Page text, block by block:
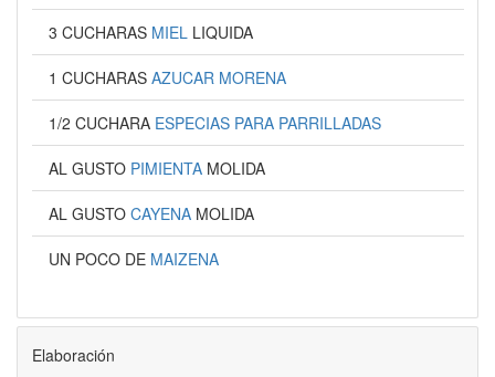
3 CUCHARAS MIEL LIQUIDA
1 CUCHARAS AZUCAR MORENA
1/2 CUCHARA ESPECIAS PARA PARRILLADAS
AL GUSTO PIMIENTA MOLIDA
AL GUSTO CAYENA MOLIDA
UN POCO DE MAIZENA
Elaboración